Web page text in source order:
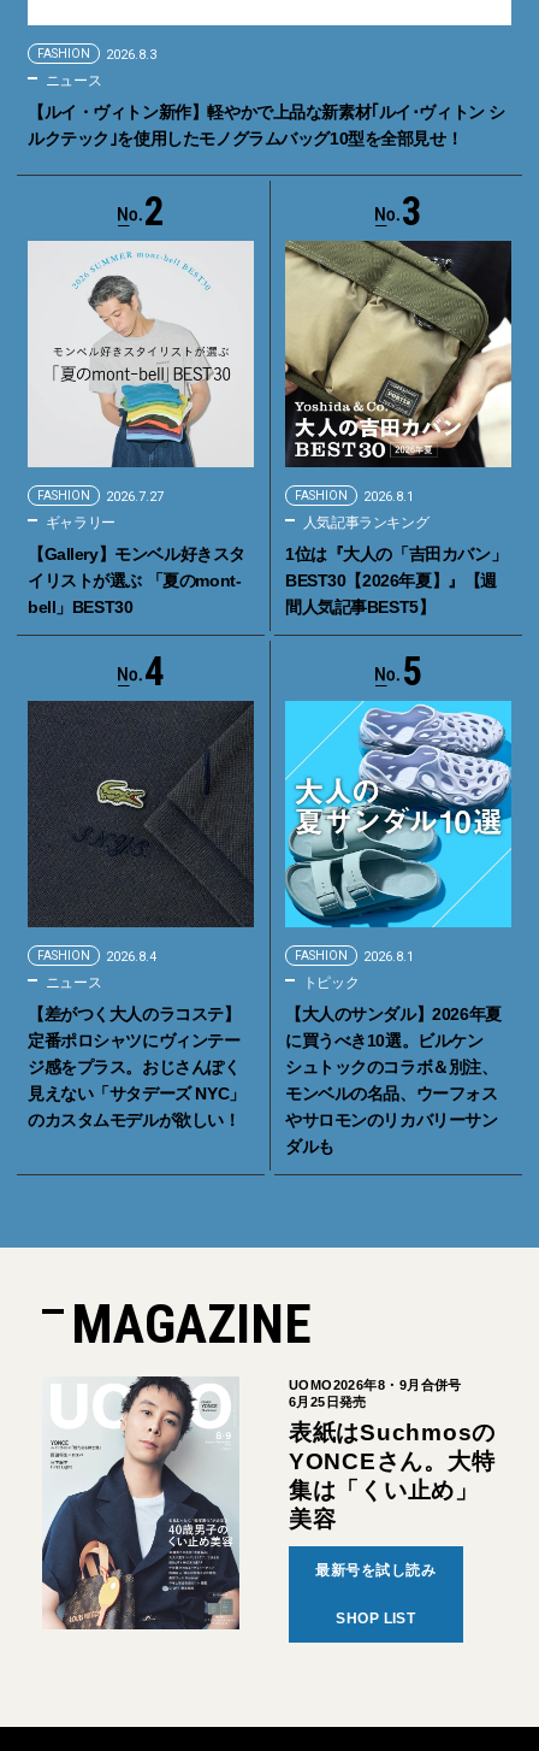
FASHION 2026.8.3
ニュース
【ルイ・ヴィトン新作】軽やかで上品な新素材｢ルイ･ヴィトン シ
ルクテック｣を使用したモノグラムバッグ10型を全部見せ！
2
FASHION 2026.7.27
ギャラリー
【Gallery】モンベル好きスタ
イリストが選ぶ 「夏のmont-
bell」BEST30
3
FASHION 2026.8.1
人気記事ランキング
1位は『大人の「吉田カバン」
BEST30【2026年夏】』【週
間人気記事BEST5】
4
FASHION 2026.8.4
ニュース
【差がつく大人のラコステ】
定番ポロシャツにヴィンテー
ジ感をプラス。おじさんぽく
見えない「サタデーズ NYC」
のカスタムモデルが欲しい！
5
FASHION 2026.8.1
トピック
【大人のサンダル】2026年夏
に買うべき10選。ビルケン
シュトックのコラボ＆別注、
モンベルの名品、ウーフォス
やサロモンのリカバリーサン
ダルも
MAGAZINE
UOMO2026年8・9月合併号
6月25日発売
表紙はSuchmosの
YONCEさん。大特
集は「くい止め」
美容
最新号を試し読み
SHOP LIST